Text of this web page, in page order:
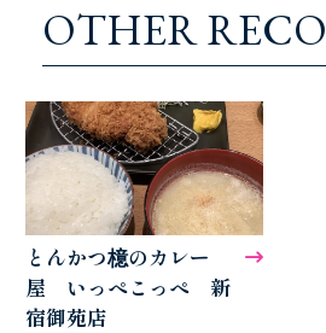
OTHERRECO
とんかつ檍のカレー
屋 いっぺこっぺ 新
宿御苑店